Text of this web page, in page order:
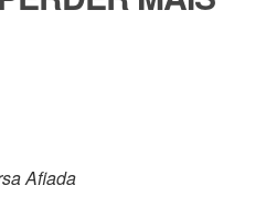
Afiada